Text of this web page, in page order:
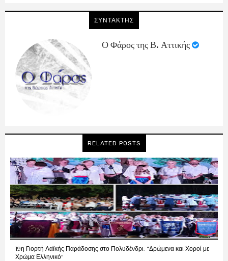
ΣΥΝΤΑΚΤΗΣ
Ο Φάρος της Β. Αττικής
RELATED POSTS
19η Γιορτή Λαϊκής Παράδοσης στο Πολυδένδρι: "Δρώμενα και Χοροί με
Χρώμα Ελληνικό"